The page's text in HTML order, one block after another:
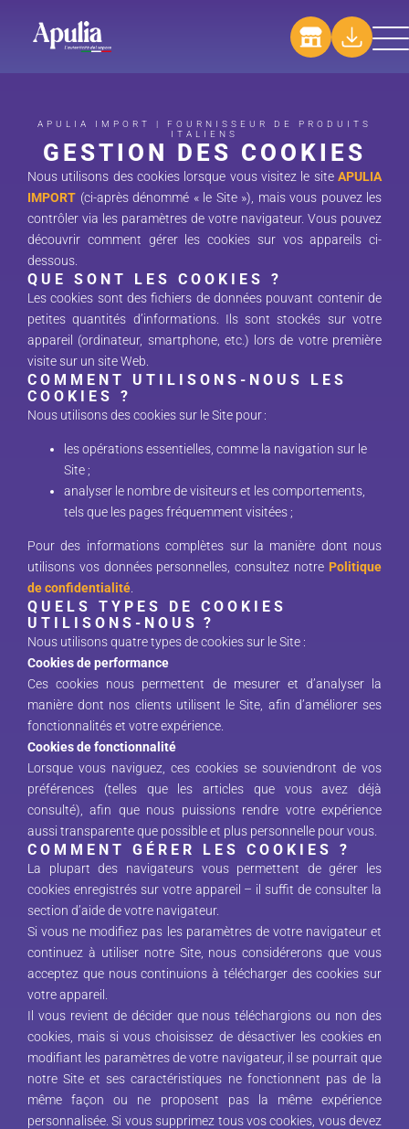
APULIA IMPORT | FOURNISSEUR DE PRODUITS
ITALIENS
GESTION DES COOKIES
Nous utilisons des cookies lorsque vous visitez le site APULIA
IMPORT (ci-après dénommé « le Site »), mais vous pouvez les
contrôler via les paramètres de votre navigateur. Vous pouvez
découvrir comment gérer les cookies sur vos appareils ci-
dessous.
QUE SONT LES COOKIES ?
Les cookies sont des fichiers de données pouvant contenir de
petites quantités d’informations. Ils sont stockés sur votre
appareil (ordinateur, smartphone, etc.) lors de votre première
visite sur un site Web.
COMMENT UTILISONS-NOUS LES
COOKIES ?
Nous utilisons des cookies sur le Site pour :
les opérations essentielles, comme la navigation sur le
Site ;
analyser le nombre de visiteurs et les comportements,
tels que les pages fréquemment visitées ;
Pour des informations complètes sur la manière dont nous
utilisons vos données personnelles, consultez notre Politique
de confidentialité
QUELS TYPES DE COOKIES
UTILISONS-NOUS ?
Nous utilisons quatre types de cookies sur le Site :
Cookies de performance
Ces cookies nous permettent de mesurer et d’analyser la
manière dont nos clients utilisent le Site, afin d’améliorer ses
fonctionnalités et votre expérience.
Cookies de fonctionnalité
Lorsque vous naviguez, ces cookies se souviendront de vos
préférences (telles que les articles que vous avez déjà
consulté), afin que nous puissions rendre votre expérience
aussi transparente que possible et plus personnelle pour vous.
COMMENT GÉRER LES COOKIES ?
La plupart des navigateurs vous permettent de gérer les
cookies enregistrés sur votre appareil – il suffit de consulter la
section d’aide de votre navigateur.
Si vous ne modifiez pas les paramètres de votre navigateur et
continuez à utiliser notre Site, nous considérerons que vous
acceptez que nous continuions à télécharger des cookies sur
votre appareil.
Il vous revient de décider que nous téléchargions ou non des
cookies, mais si vous choisissez de désactiver les cookies en
modifiant les paramètres de votre navigateur, il se pourrait que
notre Site et ses caractéristiques ne fonctionnent pas de la
même façon ou ne proposent pas la même expérience
personnalisée. Si vous supprimez tous vos cookies, vous devez